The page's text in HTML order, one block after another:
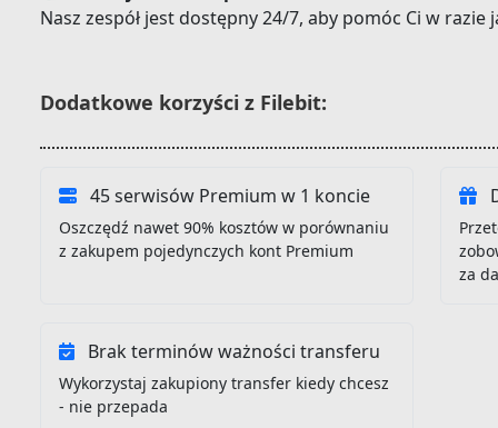
Nasz zespół jest dostępny 24/7, aby pomóc Ci w
Dodatkowe korzyści z Filebit:
45 serwisów Premium w 1 koncie
Oszczędź nawet 90% kosztów w porównaniu
z zakupem pojedynczych kont Premium
za
Brak terminów ważności transferu
Wykorzystaj zakupiony transfer kiedy chcesz
- nie przepada